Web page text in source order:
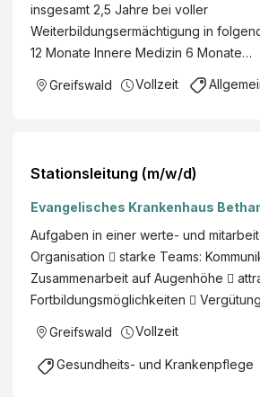
insgesamt 2,5 Jahre bei voller
Weiterbildungsermächtigung in
12 Monate Innere Medizin 6 Monate…
Greifswald Vollzeit
Stationsleitung (m/w/d)
Evangelisches Krankenhaus
Aufgaben in einer werte- und
Organisation  starke Teams:
Zusammenarbeit auf Augenhöhe 
Fortbildungsmöglichkeiten 
Greifswald Vollzeit
Gesundheits- und Krankenpflege